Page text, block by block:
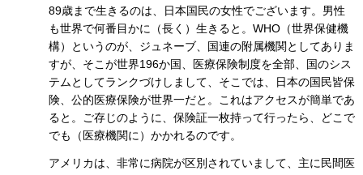
89歳まで生きるのは、日本国民の女性でございます。男性
も世界で何番目かに（長く）生きると。WHO（世界保健機
構）というのが、ジュネーブ、国連の附属機関としてありま
すが、そこが世界196か国、医療保険制度を全部、国のシス
テムとしてランクづけしまして、そこでは、日本の国民皆保
険、公的医療保険が世界一だと。これはアクセスが簡単であ
ると。ご存じのように、保険証一枚持って行ったら、どこで
でも（医療機関に）かかれるのです。
アメリカは、非常に病院が区別されていまして、主に民間医